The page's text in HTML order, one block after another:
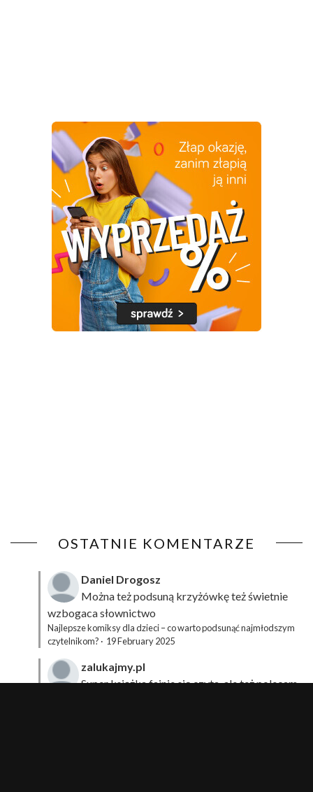
OSTATNIE KOMENTARZE
Daniel Drogosz
Można też podsuną krzyżówkęteż świetnie
wzbogaca słownictwo
Najlepsze komiksy dla dzieci – co warto podsunąć najmłodszym
czytelnikom? · 19 February 2025
zalukajmy.pl
Super książka fajnie się czyta, ale też polecam